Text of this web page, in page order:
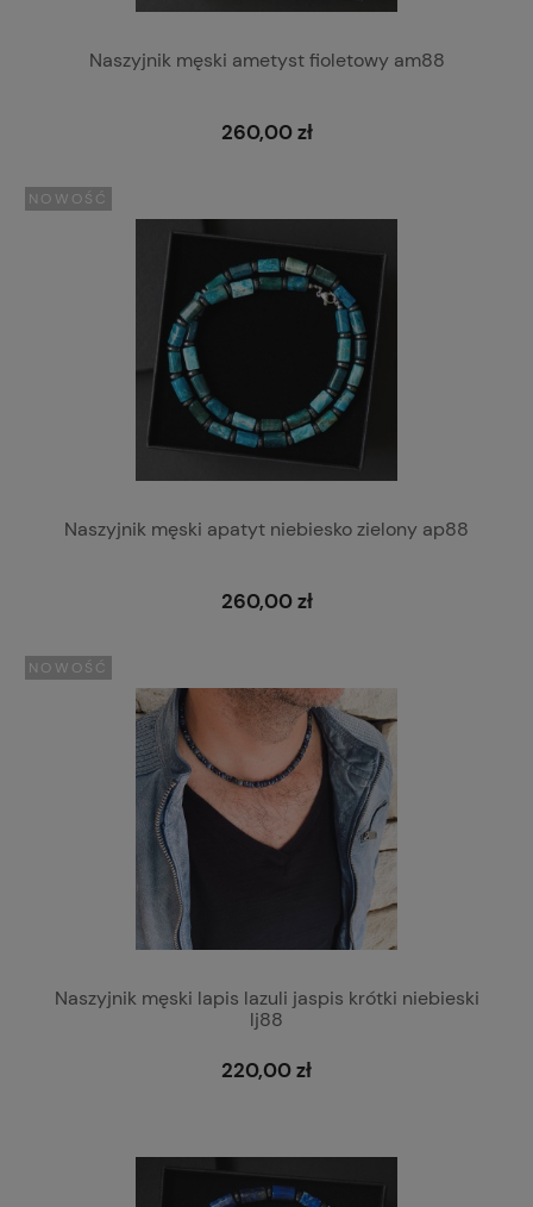
Naszyjnik męski ametyst fioletowy am88
260,00 zł
Naszyjnik męski apatyt niebiesko zielony ap88
260,00 zł
NOWOŚĆ
Naszyjnik męski lapis lazuli jaspis krótki niebieski
lj88
220,00 zł
NOWOŚĆ